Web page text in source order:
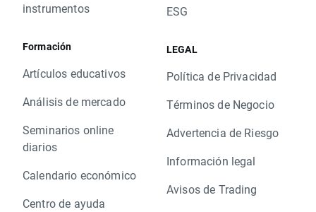
instrumentos
Formación
Artículos educativos
Análisis de mercado
Seminarios online
diarios
Calendario económico
Centro de ayuda
ESG
LEGAL
Política de Privacidad
Términos de Negocio
Advertencia de Riesgo
Información legal
Avisos de Trading